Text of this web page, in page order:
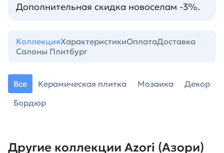
Дополнительная скидка новоселам -3%.
КоллекцияХарактеристикиОплатаДоставка
Салоны Плитбург
Все Керамическая плитка Мозаика
Декор
Бордюр
Другие коллекции Azori (Азори)